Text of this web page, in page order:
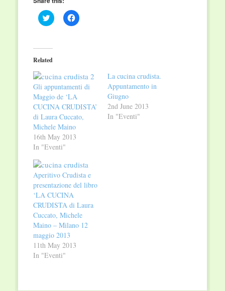
Click
to
(Opens
in
new
Click
to
Related
Gli appuntamenti di
Maggio de ‘LA
CUCINA CRUDISTA’
di Laura Cuccato,
Michele Maino
16th May 2013
In "Eventi"
La cucina crudista.
Appuntamento in
Giugno
2nd June 2013
In "Eventi"
Aperitivo Crudista e
presentazione del libro
‘LA CUCINA
CRUDISTA di Laura
Cuccato, Michele
Maino – Milano 12
maggio 2013
11th May 2013
In "Eventi"